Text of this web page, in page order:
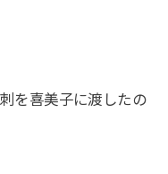
を喜美子に渡したの